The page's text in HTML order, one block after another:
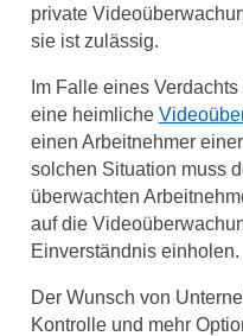
private
sie ist zulässig.
Im Falle eines
eine heimliche
einen Arbeitnehmer
solchen Situation muss
überwachten
auf die
Einverständnis einholen.
Der Wunsch von
Kontrolle und mehr